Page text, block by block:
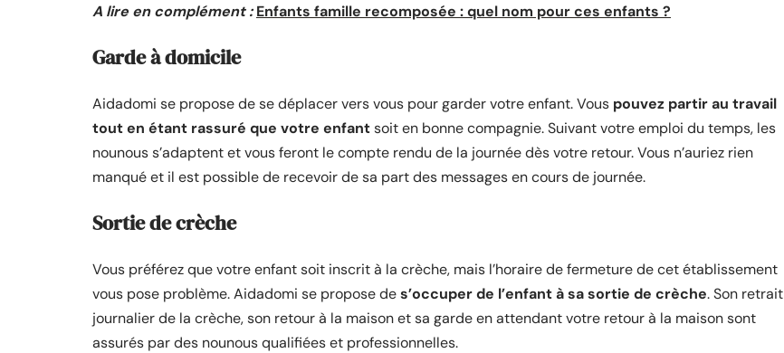
A lire en complément : Enfants famille recomposée : quel nom pour ces enfants ?
Garde à domicile
Aidadomi se propose de se déplacer vers vous pour garder votre enfant. Vous pouvez partir au travail
tout en étant rassuré que votre enfantsoit en bonne compagnie. Suivant votre emploi du temps, les
nounous s’adaptent et vous feront le compte rendu de la journée dès votre retour. Vous n’auriez rien
manqué et il est possible de recevoir de sa part des messages en cours de journée.
Sortie de crèche
Vous préférez que votre enfant soit inscrit à la crèche, mais l’horaire de fermeture de cet établissement
vous pose problème. Aidadomi se propose des’occuper de l’enfant à sa sortie de crèche. Son retrait
journalier de la crèche, son retour à la maison et sa garde en attendant votre retour à la maison sont
assurés par des nounous qualifiées et professionnelles.